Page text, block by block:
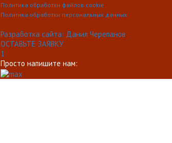
Политика обработки файлов cookie
Политика обработки персональных данных
Разработка сайта: Данил Черепанов
ОСТАВЬТЕ ЗАЯВКУ
1
Просто напишите нам: